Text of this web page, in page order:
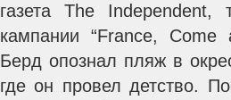
газета The Independent,
кампании “France,
Берд опознал пляж в
где он провел детство.